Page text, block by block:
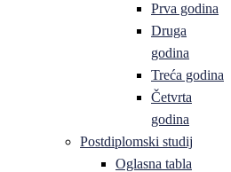
Prva godina
Druga
godina
Treća godina
Četvrta
godina
Postdiplomski studij
Oglasna tabla